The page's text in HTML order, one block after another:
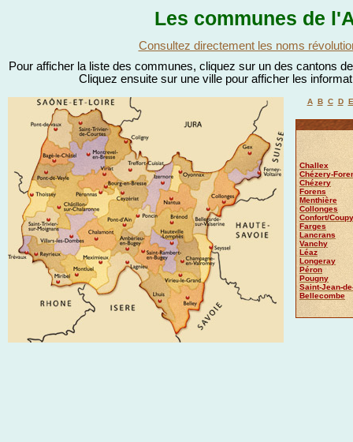
Les communes de
Consultez directement les noms
Pour afficher la liste des communes, cliquez sur un des cantons
Cliquez ensuite sur une ville pour afficher les
A B C D E
Challex
Chézery-
Chézery
Forens
Menthière
Collonges
Confort/Coupy
Farges
Lancrans
Vanchy
Léaz
Longeray
Péron
Pougny
Saint-Jean-
Bellecombe